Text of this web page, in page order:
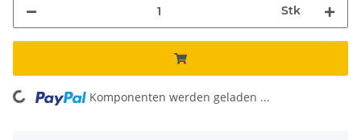
Stk
Loading... Komponenten werden geladen ...